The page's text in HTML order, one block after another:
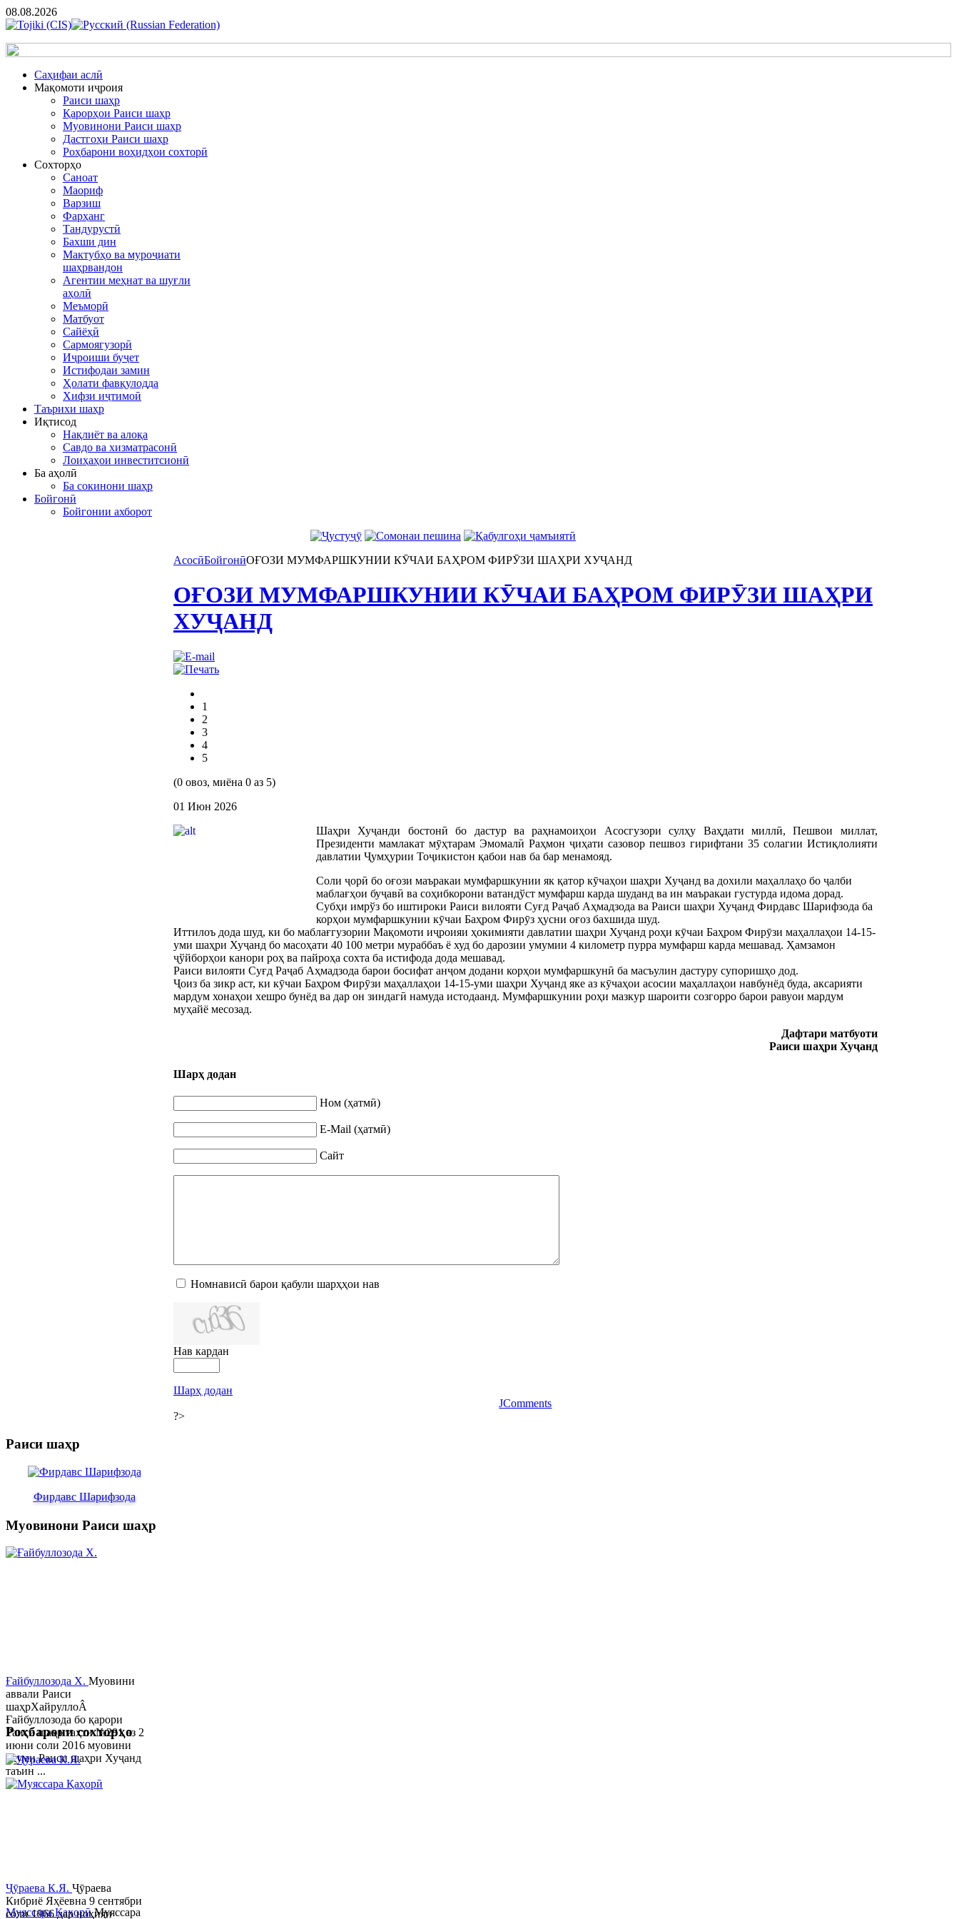
08.08.2026
Cаҳифаи аслӣ
Мақомоти иҷроия
Раиси шаҳр
Қарорҳои Раиси шаҳр
Муовинони Раиси шаҳр
Дастгоҳи Раиси шаҳр
Роҳбарони воҳидҳои сохторӣ
Сохторҳо
Саноат
Маориф
Варзиш
Фарҳанг
Тандурустӣ
Бахши дин
Мактубҳо ва муроҷиати
шаҳрвандон
Агентии меҳнат ва шуғли
аҳолӣ
Меъморӣ
Матбуот
Сайёҳӣ
Сармоягузорӣ
Иҷроиши буҷет
Истифодаи замин
Ҳолати фавқулодда
Хифзи иҷтимоӣ
Таърихи шаҳр
Иқтисод
Нақлиёт ва алоқа
Савдо ва хизматрасонӣ
Лоиҳаҳои инвеститсионӣ
Ба аҳолӣ
Ба сокинони шаҳр
Бойгонӣ
Бойгонии ахборот
АсосӣБойгонӣОҒОЗИ МУМФАРШКУНИИ КӮЧАИ БАҲРОМ ФИРӮЗИ ШАҲРИ ХУҶАНД
ОҒОЗИ МУМФАРШКУНИИ КӮЧАИ БАҲРОМ ФИРӮЗИ ШАҲРИ
ХУҶАНД
1
2
3
4
5
(0 овоз, миёна 0 аз 5)
01 Июн 2026
Шаҳри Хуҷанди бостонӣ бо дастур ва раҳнамоиҳои Асосгузори сулҳу Ваҳдати миллӣ, Пешвои миллат,
Президенти мамлакат мӯҳтарам Эмомалӣ Раҳмон ҷиҳати сазовор пешвоз гирифтани 35 солагии Истиқлолияти
давлатии Ҷумҳурии Тоҷикистон қабои нав ба бар менамояд.
Соли ҷорӣ бо оғози маъракаи мумфаршкунии як қатор кӯчаҳои шаҳри Хуҷанд ва дохили маҳаллаҳо бо ҷалби
маблағҳои буҷавӣ ва соҳибкорони ватандўст мумфарш карда шуданд ва ин маъракаи густурда идома дорад.
Субҳи имрўз бо иштироки Раиси вилояти Суғд Раҷаб Аҳмадзода ва Раиси шаҳри Хуҷанд Фирдавс Шарифзода ба
корҳои мумфаршкунии кӯчаи Баҳром Фирӯз ҳусни оғоз бахшида шуд.
Иттилоъ дода шуд, ки бо маблағгузории Мақомоти иҷроияи ҳокимияти давлатии шаҳри Хуҷанд роҳи кӯчаи Баҳром Фирӯзи маҳаллаҳои 14-15-
уми шаҳри Хуҷанд бо масоҳати 40 100 метри мураббаъ ё худ бо дарозии умумии 4 километр пурра мумфарш карда мешавад. Ҳамзамон
ҷўйборҳои канори роҳ ва пайроҳа сохта ба истифода дода мешавад.
Раиси вилояти Суғд Раҷаб Аҳмадзода барои босифат анҷом додани корҳои мумфаршкунӣ ба масъулин дастуру супоришҳо дод.
Ҷоиз ба зикр аст, ки кӯчаи Баҳром Фирӯзи маҳаллаҳои 14-15-уми шаҳри Хуҷанд яке аз кӯчаҳои асосии маҳаллаҳои навбунёд буда, аксарияти
мардум хонаҳои хешро бунёд ва дар он зиндагӣ намуда истодаанд. Мумфаршкунии роҳи мазкур шароити созгорро барои равуои мардум
муҳайё месозад.
Дафтари матбуоти
Раиси шаҳри Хуҷанд
Шарҳ додан
Ном (ҳатмӣ)
E-Mail (ҳатмӣ)
Сайт
Номнависӣ барои қабули шарҳҳои нав
Нав кардан
Шарҳ додан
JComments
?>
Раиси шаҳр
Фирдавс Шарифзода
Муовинони Раиси шаҳр
Ғайбуллозода Х. Муовини
аввали Раиси
шаҳрХайруллоÂ
Ғайбуллозода бо қарори
Раиси шаҳр таҳти №281 аз 2
июни соли 2016 муовини
якуми Раиси шаҳри Хуҷанд
таъин ...
Муяссара ҚаҳорӣМуяссара
Роҳбарони сохторҳо
Ҷӯраева К.Я. Ҷӯраева
Кибриё Яҳёевна 9 сентябри
соли 1966 дар ноҳияи